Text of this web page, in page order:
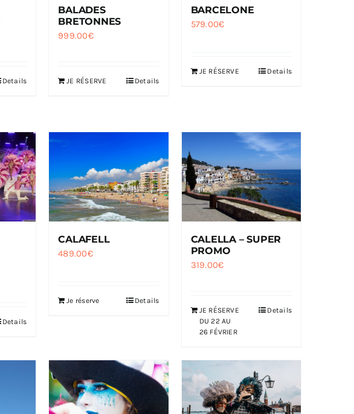
Details
BALADES
BRETONNES
999.00€
JE RÉSERVE Details
BARCELONE
579.00€
JE RÉSERVE Details
Details
CALAFELL
489.00€
Je réserve Details
CALELLA – SUPER
PROMO
319.00€
JE RÉSERVE
DU 22 AU
26 FÉVRIER
Details